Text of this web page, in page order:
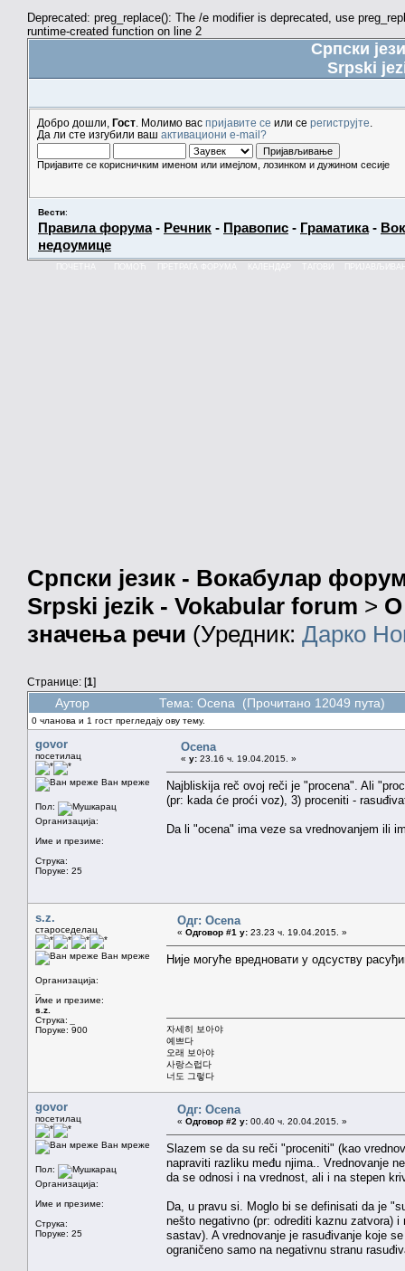
Deprecated: preg_replace(): The /e modifier is deprecated, use
runtime-created function on line 2
Српски
Srpski
Добро дошли, Гост . Молимо вас пријавите се или се региструјте
Да ли сте изгубили ваш активациони e-mail?
Пријавите се корисничким именом или имејлом, лозинком и дужином сесије
Вести:
Правила форума- Речник - Правопис - Граматика-
недоумице
КАЛЕНДАР
Српски језик - Вокабулар
Srpski jezik - Vokabular forum > О
значења речи (Уредник: Дарко
Странице: [1]
Аутор Тема: Ocena (Прочитано 12049 пута)
0 чланова и 1 гост прегледају ову тему.
govor
посетилац
Ван мреже
Пол:
Организација:
Име и презиме:
Струка:
Поруке: 25
Ocena
« у: 23.16 ч. 19.04.2015. »
Najbliskija reč ovoj reči je "procena". Ali
(pr: kada će proći voz), 3) proceniti -
Da li "ocena" ima veze sa vrednovanjem ili
s.z.
староседелац
Ван мреже
Организација:
Име и презиме:
s.z.
Струка:
Поруке: 900
Одг: Ocena
« Одговор #1 у: 23.23 ч. 19.04.2015. »
Није могуће вредновати у одсуству
자세히 보아야
예쁘다
오래 보아야
사랑스럽다
너도 그렇다
govor
посетилац
Ван мреже
Пол:
Организација:
Име и презиме:
Струка:
Поруке: 25
Одг: Ocena
« Одговор #2 у: 00.40 ч. 20.04.2015. »
Slazem se da su reči "proceniti" (kao
napraviti razliku među njima.. Vrednovanje
da se odnosi i na vrednost, ali i na stepen
Da, u pravu si. Moglo bi se definisati da je
nešto negativno (pr: odrediti kaznu zatvora)
sastav). A vrednovanje je rasuđivanje koje
ograničeno samo na negativnu stranu